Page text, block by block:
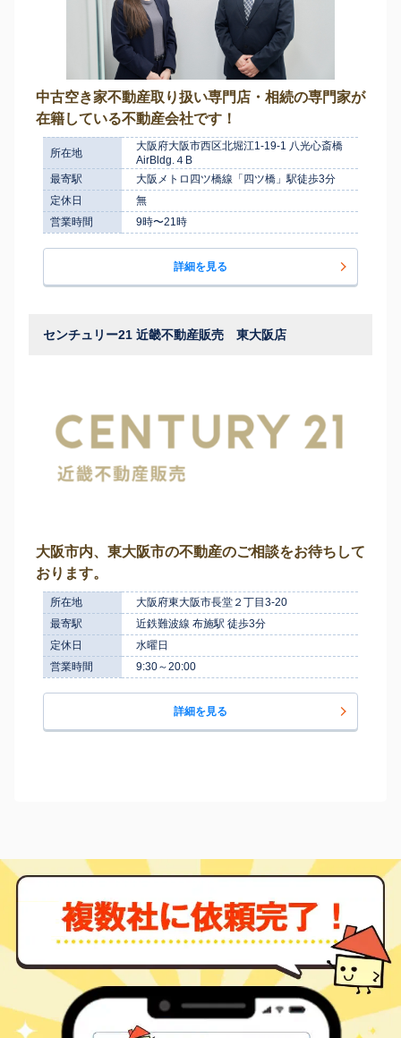
中古空き家不動産取り扱い専門店・相続の専門家が
在籍している不動産会社です！
所在地
大阪府大阪市西区北堀江1-19-1 八光心斎橋
AirBldg.４B
最寄駅
大阪メトロ四ツ橋線「四ツ橋」駅徒歩3分
定休日
無
営業時間
9時〜21時
詳細を見る
センチュリー21 近畿不動産販売 東大阪店
大阪市内、東大阪市の不動産のご相談をお待ちして
おります。
所在地
大阪府東大阪市長堂２丁目3-20
最寄駅
近鉄難波線 布施駅 徒歩3分
定休日
水曜日
営業時間
9:30～20:00
詳細を見る